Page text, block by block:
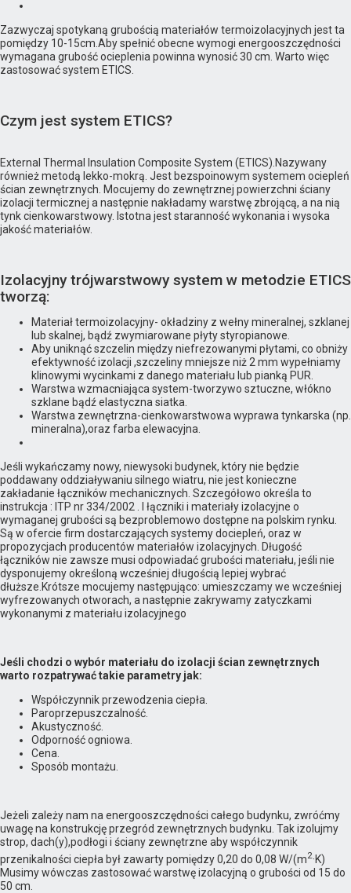
Zazwyczaj spotykaną grubością materiałów termoizolacyjnych jest ta
pomiędzy 10-15cm.Aby spełnić obecne wymogi energooszczędności
wymagana grubość ocieplenia powinna wynosić 30 cm. Warto więc
zastosować system ETICS.
Czym jest system ETICS?
External Thermal Insulation Composite System (ETICS).Nazywany
również metodą lekko-mokrą. Jest bezspoinowym systemem ociepleń
ścian zewnętrznych. Mocujemy do zewnętrznej powierzchni ściany
izolacji termicznej a następnie nakładamy warstwę zbrojącą, a na nią
tynk cienkowarstwowy. Istotna jest staranność wykonania i wysoka
jakość materiałów.
Izolacyjny trójwarstwowy system w metodzie ETICS
tworzą:
Materiał termoizolacyjny- okładziny z wełny mineralnej, szklanej
lub skalnej, bądź zwymiarowane płyty styropianowe.
Aby uniknąć szczelin między niefrezowanymi płytami, co obniży
efektywność izolacji ,szczeliny mniejsze niż 2 mm wypełniamy
klinowymi wycinkami z danego materiału lub pianką PUR.
Warstwa wzmacniająca system-tworzywo sztuczne, włókno
szklane bądź elastyczna siatka.
Warstwa zewnętrzna-cienkowarstwowa wyprawa tynkarska (np.
mineralna),oraz farba elewacyjna.
Jeśli wykańczamy nowy, niewysoki budynek, który nie będzie
poddawany oddziaływaniu silnego wiatru, nie jest konieczne
zakładanie łączników mechanicznych. Szczegółowo określa to
instrukcja : ITP nr 334/2002 . I łączniki i materiały izolacyjne o
wymaganej grubości są bezproblemowo dostępne na polskim rynku.
Są w ofercie firm dostarczających systemy dociepleń, oraz w
propozycjach producentów materiałów izolacyjnych. Długość
łączników nie zawsze musi odpowiadać grubości materiału, jeśli nie
dysponujemy określoną wcześniej długością lepiej wybrać
dłuższe.Krótsze mocujemy następująco: umieszczamy we wcześniej
wyfrezowanych otworach, a następnie zakrywamy zatyczkami
wykonanymi z materiału izolacyjnego
Jeśli chodzi o wybór materiału do izolacji ścian zewnętrznych
warto rozpatrywać takie parametry jak:
Współczynnik przewodzenia ciepła.
Paroprzepuszczalność.
Akustyczność.
Odporność ogniowa.
Cena.
Sposób montażu.
Jeżeli zależy nam na energooszczędności całego budynku, zwróćmy
uwagę na konstrukcję przegród zewnętrznych budynku. Tak izolujmy
strop, dach(y),podłogi i ściany zewnętrzne aby współczynnik
przenikalności ciepła był zawarty pomiędzy 0,20 do 0,08 W/(m2·K)
Musimy wówczas zastosować warstwę izolacyjną o grubości od 15 do
50 cm.